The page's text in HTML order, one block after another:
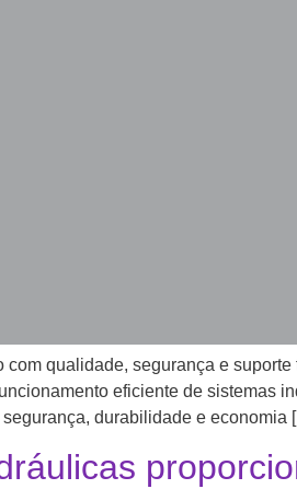
qualidade, segurança e
eficiente de sistemas
durabilidade e economia